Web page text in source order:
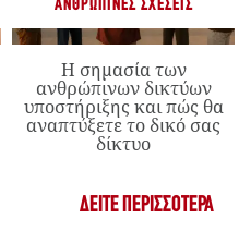
ΑΝΘΡΏΠΙΝΕΣ ΣΧΈΣΕΙΣ
Η σημασία των
ανθρώπινων δικτύων
υποστήριξης και πώς θα
αναπτύξετε το δικό σας
δίκτυο
ΔΕΊΤΕ ΠΕΡΙΣΣΌΤΕΡΑ